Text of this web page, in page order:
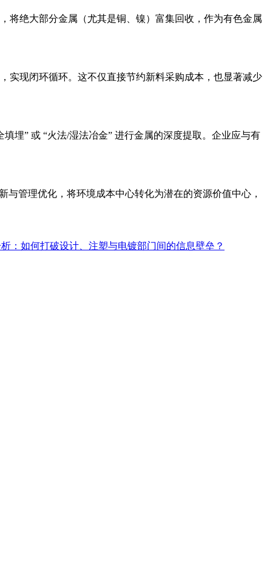
将绝大部分金属（尤其是铜、镍）富集回收，作为有色金属
实现闭环循环。这不仅直接节约新料采购成本，也显著减少
填埋” 或 “火法/湿法冶金” 进行金属的深度提取。企业应与有
管理优化，将环境成本中心转化为潜在的资源价值中心，
：如何打破设计、注塑与电镀部门间的信息壁垒？